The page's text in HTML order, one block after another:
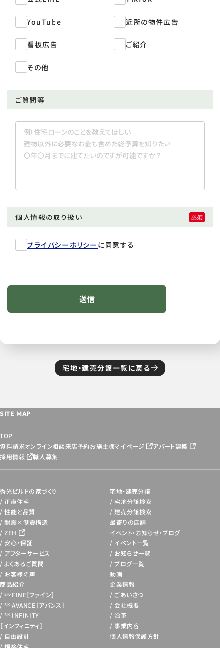
YouTube 近所の物件広告
看板広告 ご紹介
その他
ご質問等
個人情報の取り扱い
プライバシーポリシー に同意する
宅地・建売分譲一覧に戻る
SITE MAP
TOP
資料請求オンライン相談来店予約お施主様マイページ
アパート建築
採用情報
職人募集
秀光ビルドの家づくり
正直住宅
性能と品質
耐震×制震構造
ZEH
安心・保証
アフターサービス
よくあるご質問
お客様の声
商品紹介
SK-FINE［ファイン］
SK-AVANCE［アバンス］
SK-INFINITY
［インフィニティ］
自由設計
規格住宅
宅地・建売分譲
宅地分譲検索
建売分譲検索
最寄りの店舗
イベント・お知らせ・ブログ
イベント一覧
お知らせ一覧
ブログ一覧
動画
企業情報
ごあいさつ
会社概要
沿革
事業内容
個人情報保護方針